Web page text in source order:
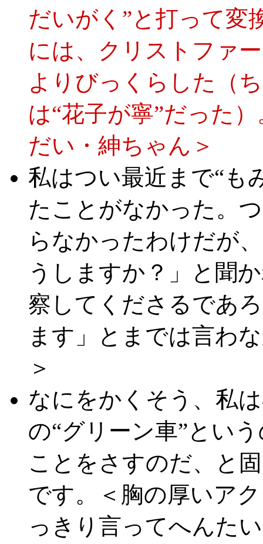
だいがく”と打って変
には、クリストファ
よりびっくらした（
は“花子が寧”だった
だい・紳ちゃん＞
私はつい最近まで“も
たことがなかった。
らなかったわけだが
うしますか？」と聞
察してくださるであ
ます」とまでは言わ
＞
なにをかくそう、私
の“グリーン車”とい
ことをさすのだ、と
です。＜胸の厚いア
っきり言ってへんた